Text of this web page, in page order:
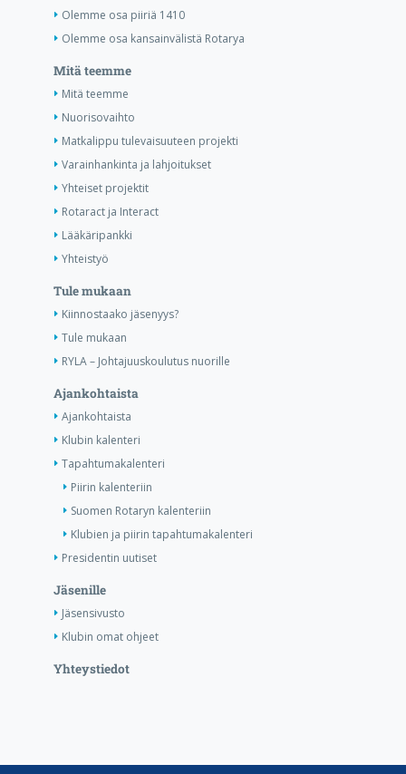
Olemme osa piiriä 1410
Olemme osa kansainvälistä Rotarya
Mitä teemme
Mitä teemme
Nuorisovaihto
Matkalippu tulevaisuuteen projekti
Varainhankinta ja lahjoitukset
Yhteiset projektit
Rotaract ja Interact
Lääkäripankki
Yhteistyö
Tule mukaan
Kiinnostaako jäsenyys?
Tule mukaan
RYLA – Johtajuuskoulutus nuorille
Ajankohtaista
Ajankohtaista
Klubin kalenteri
Tapahtumakalenteri
Piirin kalenteriin
Suomen Rotaryn kalenteriin
Klubien ja piirin tapahtumakalenteri
Presidentin uutiset
Jäsenille
Jäsensivusto
Klubin omat ohjeet
Yhteystiedot